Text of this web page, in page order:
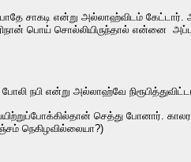
என்று அல்லாஹ்விடம் கேட்டார்.
பொய் சொல்லியிருந்தால் என்னை
என்று அல்லாஹ்வே நிரூபித்துவிட்டார்
செத்து போனார்.
நெகிழவில்லையா?)